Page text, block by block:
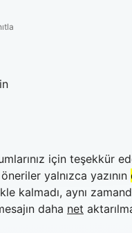
için teşekkür
yalnızca yazının
kalmadı, aynı
daha net